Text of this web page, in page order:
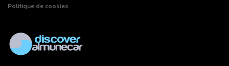
Politique de cookies